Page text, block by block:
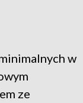
w
ze